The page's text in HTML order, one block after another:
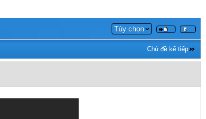
Tùy chọn
Chủ đề kế tiếp